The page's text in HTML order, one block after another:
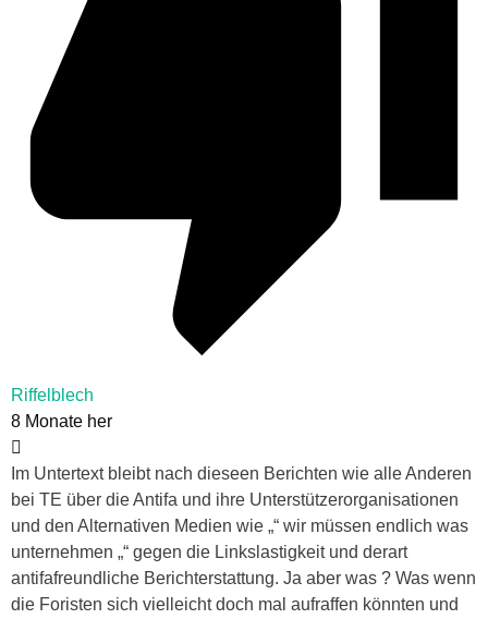
Riffelblech
8 Monate her
Im Untertext bleibt nach dieseen Berichten wie alle Anderen
bei TE über die Antifa und ihre Unterstützerorganisationen
und den Alternativen Medien wie „“ wir müssen endlich was
unternehmen „“ gegen die Linkslastigkeit und derart
antifafreundliche Berichterstattung. Ja aber was ? Was wenn
die Foristen sich vielleicht doch mal aufraffen könnten und